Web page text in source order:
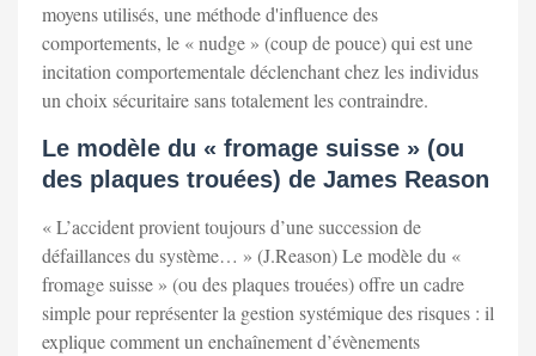
moyens utilisés, une méthode d'influence des
comportements, le « nudge » (coup de pouce) qui est une
incitation comportementale déclenchant chez les individus
un choix sécuritaire sans totalement les contraindre.
Le modèle du « fromage suisse » (ou
des plaques trouées) de James Reason
« L’accident provient toujours d’une succession de
défaillances du système… » (J.Reason) Le modèle du «
fromage suisse » (ou des plaques trouées) offre un cadre
simple pour représenter la gestion systémique des risques : il
explique comment un enchaînement d’évènements